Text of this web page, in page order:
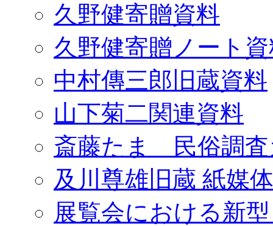
久野健寄贈資料
久野健寄贈ノート
中村傳三郎旧蔵資料
山下菊二関連資料
斎藤たま 民俗調査
及川尊雄旧蔵 紙媒
展覧会における新